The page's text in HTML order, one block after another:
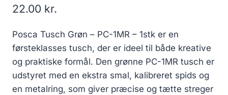
22.00 kr.
Posca Tusch Grøn – PC-1MR – 1stk er en
førsteklasses tusch, der er ideel til både kreative
og praktiske formål. Den grønne PC-1MR tusch er
udstyret med en ekstra smal, kalibreret spids og
en metalring, som giver præcise og tætte streger